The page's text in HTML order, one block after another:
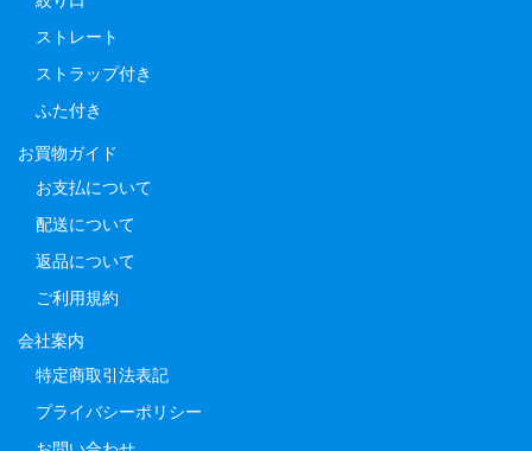
ストレート
ストラップ付き
ふた付き
お買物ガイド
お支払について
配送について
返品について
ご利用規約
会社案内
特定商取引法表記
プライバシーポリシー